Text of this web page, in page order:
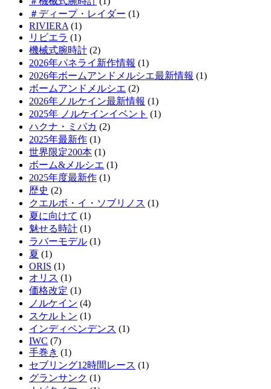
＃ディープ・レイダー (1)
RIVIERA (1)
リビエラ (1)
機械式腕時計 (2)
2026年パネライ新作情報 (1)
2026年ボームアンドメルシエ最新情報 (1)
ボームアンドメルシエ (2)
2026年ノルケイン最新情報 (1)
2025年 ノルケインイベント (1)
ハクナ・ミパカ (2)
2025年最新作 (1)
世界限定200本 (1)
ボーム&メルシエ (1)
2025年度最新作 (1)
歴史 (2)
クエルボ・イ・ソブリノス (1)
夏に向けて (1)
魅せる時計 (1)
ラバーモデル (1)
夏 (1)
ORIS (1)
オリス (1)
価格改定 (1)
ノルケイン (4)
スケルトン (1)
インディペンデンス (1)
IWC (7)
手巻き (1)
セブリング12時間レース (1)
グランサンク (1)